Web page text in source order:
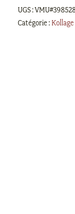
UGS :VMU#398528
Catégorie :